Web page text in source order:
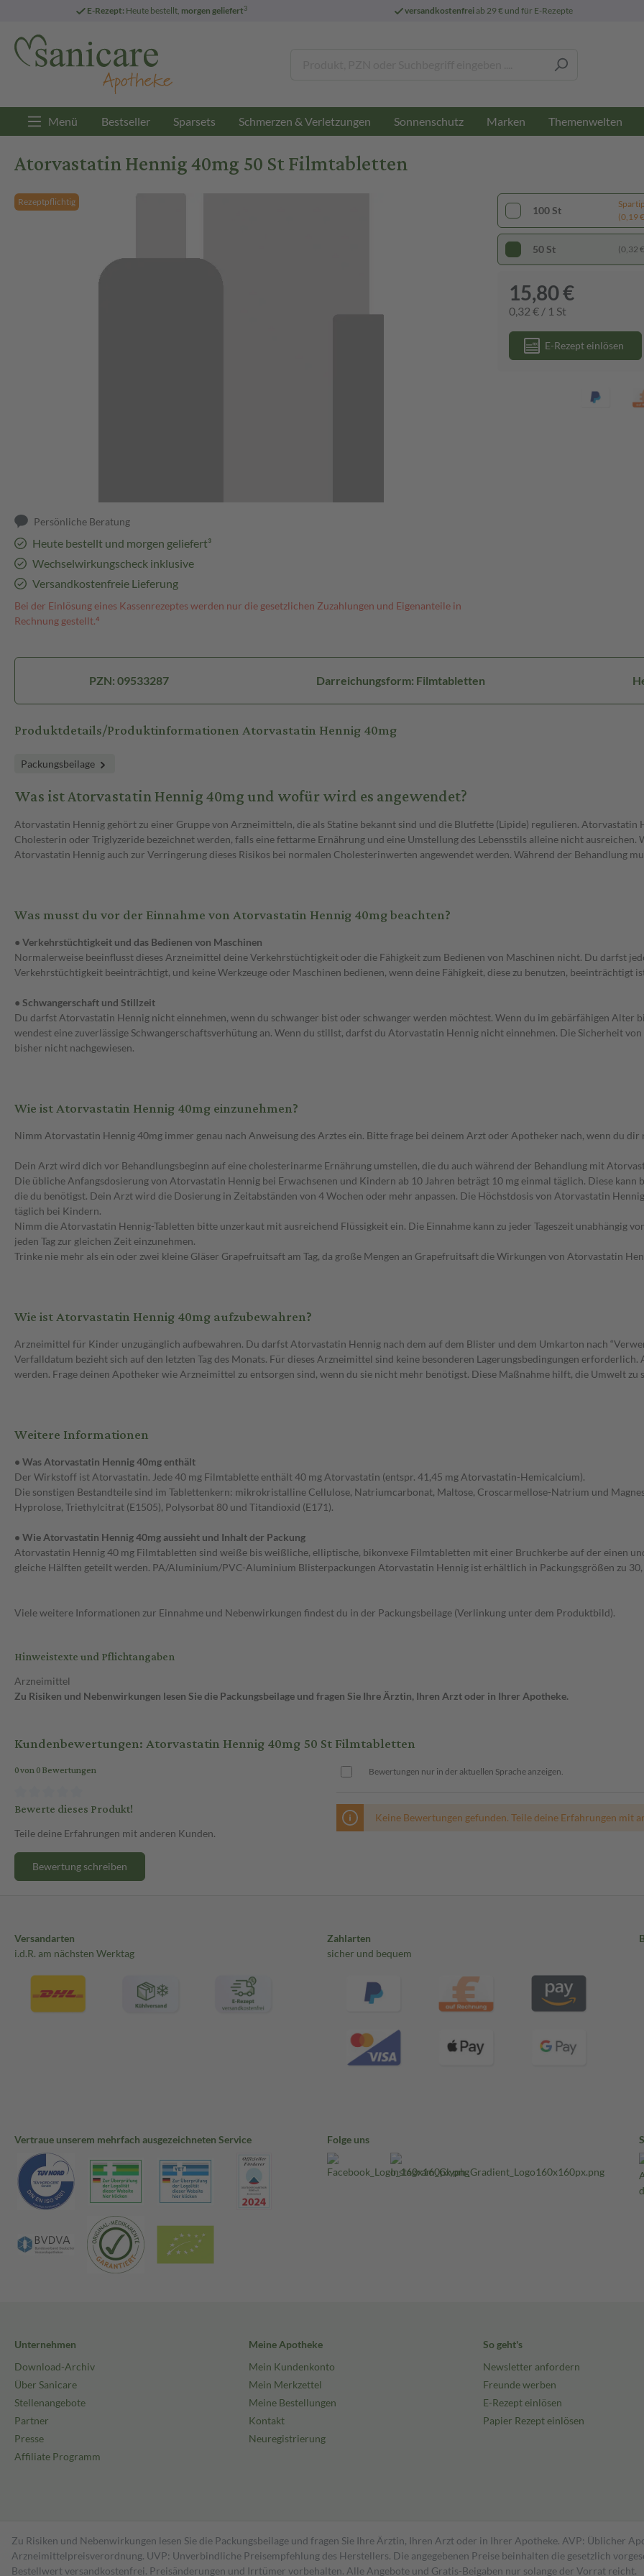
E-Rezept: Heute bestellt, morgen geliefert3 versandkostenfreiab 29 € und für E-Rezepte
Menü Bestseller Sparsets Schmerzen & Verletzungen Sonnenschutz Marken Themenwelten
Atorvastatin Hennig 40mg 50 St Filmtabletten
Rezeptpflichtig
Persönliche Beratung
Heute bestellt und morgen geliefert³
Wechselwirkungscheck inklusive
Versandkostenfreie Lieferung
Bei der Einlösung eines Kassenrezeptes werden nur die gesetzlichen Zuzahlungen und Eigenanteile in
Rechnung gestellt.⁴
100 St
(0,19
50 St (0,32
15,80 €
0,32 € / 1 St
E-Rezept einlösen
PZN: 09533287 Darreichungsform: Filmtabletten
Produktdetails/Produktinformationen Atorvastatin Hennig 40mg
Packungsbeilage
Was ist Atorvastatin Hennig 40mg und wofür wird es angewendet?
Atorvastatin Hennig gehört zu einer Gruppe von Arzneimitteln, die als Statine bekannt sind und die Blutfette (Lipide) regulieren.
Cholesterin oder Triglyzeride bezeichnet werden, falls eine fettarme Ernährung und eine Umstellung des Lebensstils alleine nicht
Atorvastatin Hennig auch zur Verringerung dieses Risikos bei normalen Cholesterinwerten angewendet werden. Während der Behandlung
Was musst du vor der Einnahme von Atorvastatin Hennig 40mg beachten?
● Verkehrstüchtigkeit und das Bedienen von Maschinen
Normalerweise beeinflusst dieses Arzneimittel deine Verkehrstüchtigkeit oder die Fähigkeit zum Bedienen von Maschinen nicht. Du darfst
Verkehrstüchtigkeit beeinträchtigt, und keine Werkzeuge oder Maschinen bedienen, wenn deine Fähigkeit, diese zu benutzen, beeinträchtigt
● Schwangerschaft und Stillzeit
Du darfst Atorvastatin Hennig nicht einnehmen, wenn du schwanger bist oder schwanger werden möchtest. Wenn du im gebärfähigen Alter
wendest eine zuverlässige Schwangerschaftsverhütung an. Wenn du stillst, darfst du Atorvastatin Hennig nicht einnehmen. Die Sicherheit
bisher nicht nachgewiesen.
Wie ist Atorvastatin Hennig 40mg einzunehmen?
Nimm Atorvastatin Hennig 40mg immer genau nach Anweisung des Arztes ein. Bitte frage bei deinem Arzt oder Apotheker nach, wenn du dir
Dein Arzt wird dich vor Behandlungsbeginn auf eine cholesterinarme Ernährung umstellen, die du auch während der Behandlung mit
Die übliche Anfangsdosierung von Atorvastatin Hennig bei Erwachsenen und Kindern ab 10 Jahren beträgt 10 mg einmal täglich. Diese
die du benötigst. Dein Arzt wird die Dosierung in Zeitabständen von 4 Wochen oder mehr anpassen. Die Höchstdosis von Atorvastatin
täglich bei Kindern.
Nimm die Atorvastatin Hennig-Tabletten bitte unzerkaut mit ausreichend Flüssigkeit ein. Die Einnahme kann zu jeder Tageszeit unabhängig
jeden Tag zur gleichen Zeit einzunehmen.
Trinke nie mehr als ein oder zwei kleine Gläser Grapefruitsaft am Tag, da große Mengen an Grapefruitsaft die Wirkungen von Atorvastatin
Wie ist Atorvastatin Hennig 40mg aufzubewahren?
Arzneimittel für Kinder unzugänglich aufbewahren. Du darfst Atorvastatin Hennig nach dem auf dem Blister und dem Umkarton nach
Verfalldatum bezieht sich auf den letzten Tag des Monats. Für dieses Arzneimittel sind keine besonderen Lagerungsbedingungen
werden. Frage deinen Apotheker wie Arzneimittel zu entsorgen sind, wenn du sie nicht mehr benötigst. Diese Maßnahme hilft, die Umwelt zu
Weitere Informationen
• Was Atorvastatin Hennig 40mg enthält
Der Wirkstoff ist Atorvastatin. Jede 40 mg Filmtablette enthält 40 mg Atorvastatin (entspr. 41,45 mg Atorvastatin-Hemicalcium).
Die sonstigen Bestandteile sind im Tablettenkern: mikrokristalline Cellulose, Natriumcarbonat, Maltose, Croscarmellose-Natrium und
Hyprolose, Triethylcitrat (E1505), Polysorbat 80 und Titandioxid (E171).
• Wie Atorvastatin Hennig 40mg aussieht und Inhalt der Packung
Atorvastatin Hennig 40 mg Filmtabletten sind weiße bis weißliche, elliptische, bikonvexe Filmtabletten mit einer Bruchkerbe auf der einen
gleiche Hälften geteilt werden. PA/Aluminium/PVC-Aluminium Blisterpackungen Atorvastatin Hennig ist erhältlich in Packungsgrößen zu
Viele weitere Informationen zur Einnahme und Nebenwirkungen findest du in der Packungsbeilage (Verlinkung unter dem Produktbild).
Hinweistexte und Pflichtangaben
Arzneimittel
Zu Risiken und Nebenwirkungen lesen Sie die Packungsbeilage und fragen Sie Ihre Ärztin, Ihren Arzt oder in Ihrer Apotheke.
Kundenbewertungen: Atorvastatin Hennig 40mg 50 St Filmtabletten
0 von 0 Bewertungen
Bewerte dieses Produkt!
Teile deine Erfahrungen mit anderen Kunden.
Bewertung schreiben
Bewertungen nur in der aktuellen Sprache anzeigen.
Keine Bewertungen gefunden. Teile deine Erfahrungen mit
Versandarten
i.d.R. am nächsten Werktag
Zahlarten
sicher und bequem
Vertraue unserem mehrfach ausgezeichneten Service Folge uns
Unternehmen
Download-Archiv
Über Sanicare
Stellenangebote
Partner
Presse
Affiliate Programm
Meine Apotheke
Mein Kundenkonto
Mein Merkzettel
Meine Bestellungen
Kontakt
Neuregistrierung
So geht's
Newsletter anfordern
Freunde werben
E-Rezept einlösen
Papier Rezept einlösen
Zu Risiken und Nebenwirkungen lesen Sie die Packungsbeilage und fragen Sie Ihre Ärztin, Ihren Arzt oder in Ihrer Apotheke. AVP: Üblicher
Arzneimittelpreisverordnung. UVP: Unverbindliche Preisempfehlung des Herstellers. Die angegebenen Preise beinhalten die gesetzlich
Bestell­wert versand­kosten­frei. Preisänderungen und Irrtümer vorbehalten. Alle Angebote und Gratis-Beigaben nur solange der Vorrat reicht.